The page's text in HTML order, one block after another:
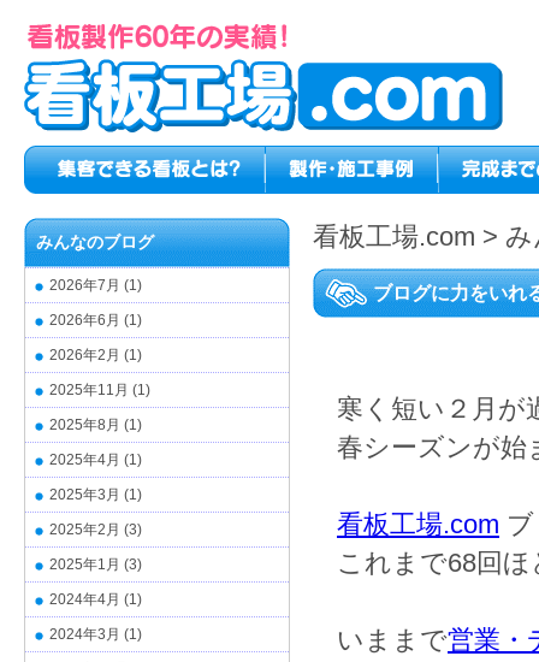
看板工場.com >
ブログに力をいれ
寒く短い２月が
春シーズンが始
看板工場.com
これまで68回
いままで営業・
みんなのブログ
2026年7月 (1)
2026年6月 (1)
2026年2月 (1)
2025年11月 (1)
2025年8月 (1)
2025年4月 (1)
2025年3月 (1)
2025年2月 (3)
2025年1月 (3)
2024年4月 (1)
2024年3月 (1)